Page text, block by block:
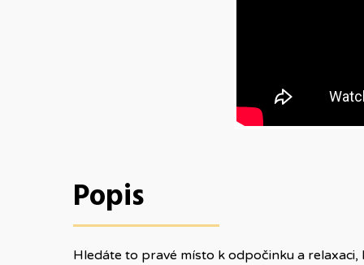
Popis
Hledáte to pravé místo k odpočinku a